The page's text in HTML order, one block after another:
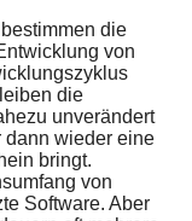
die
von
die
unverändert
dann wieder eine
bringt.
von
Software. Aber